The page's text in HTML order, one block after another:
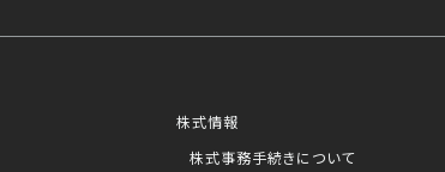
株式情報
株式事務手続きについて